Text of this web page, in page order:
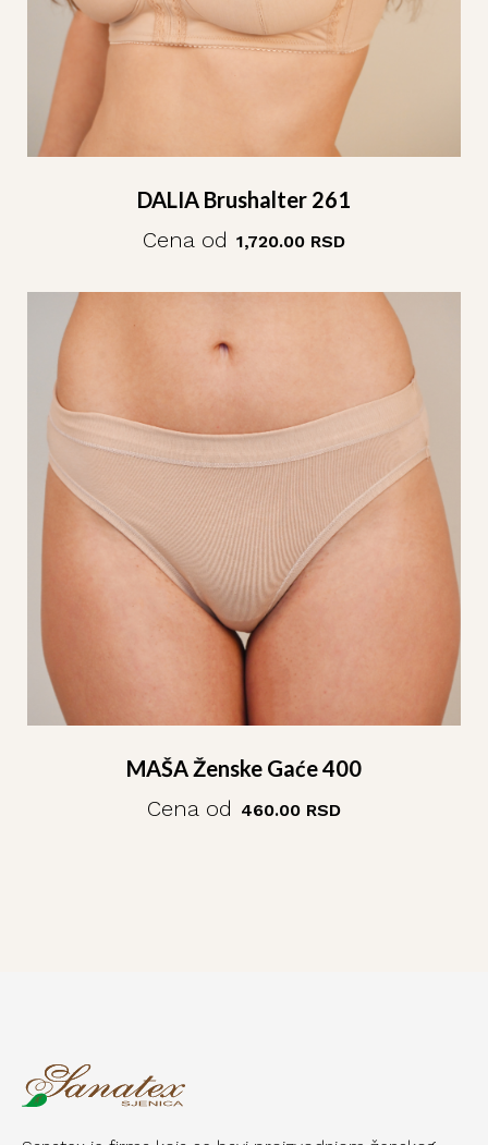
DALIA Brushalter 261
Cena od 1,720.00 RSD
MAŠA Ženske Gaće 400
Cena od 460.00 RSD